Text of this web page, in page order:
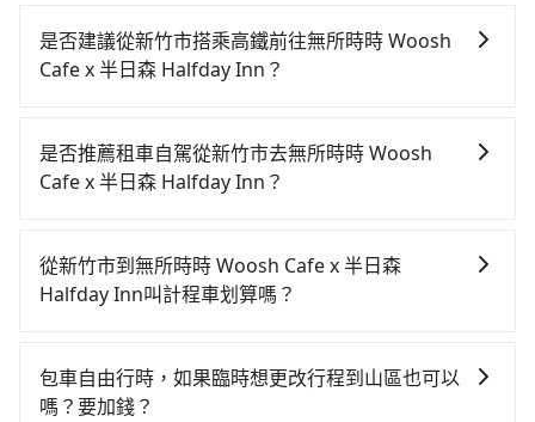
同時，旅步也會詳細記錄每位司機每次服務的狀況以及
客戶的評價，這些資訊將被用作後續的司機教育參考。
是否建議從新竹市搭乘高鐵前往無所時時 Woosh
Cafe x 半日森 Halfday Inn？
日森 Halfday Inn，高鐵較貴、費時！從最早06:36一直
到23:12，新竹-南港一天最多有62班次高鐵可搭乘。假
進站、現場購票並於月台排隊的時間約15分鐘，再乘坐
42~48分鐘（平均45分）的高鐵從新竹站前往南港高鐵
抵達無所時時 Woosh Cafe x 半日森 Halfday Inn (宜蘭
縣五結鄉) 的目的地。全程加上轉車時間共2小時33分
是否推薦租車自駕從新竹市去無所時時 Woosh
Cafe x 半日森 Halfday Inn？
時不需要閉目養神（因為要自己開車），最重要的是你
當天就要來回，那在新竹路邊可隨租隨借的iRent應該是
市（東區）到無所時時 Woosh Cafe x 半日森 Halfday
Inn的花費預估為$1,850~2,450（金額差異來自於平假
從新竹市到無所時時 Woosh Cafe x 半日森
Halfday Inn叫計程車划算嗎？
灣大車隊、Uber、Line Taxi、Yoxi等，如果在路邊攔不
到車，也可考慮打電話至附近的計程車隊，如龍信交
包車自由行時，如果臨時想更改行程到山區也可以
嗎？要加錢？